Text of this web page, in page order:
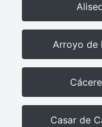
Arroyo de
Casar de